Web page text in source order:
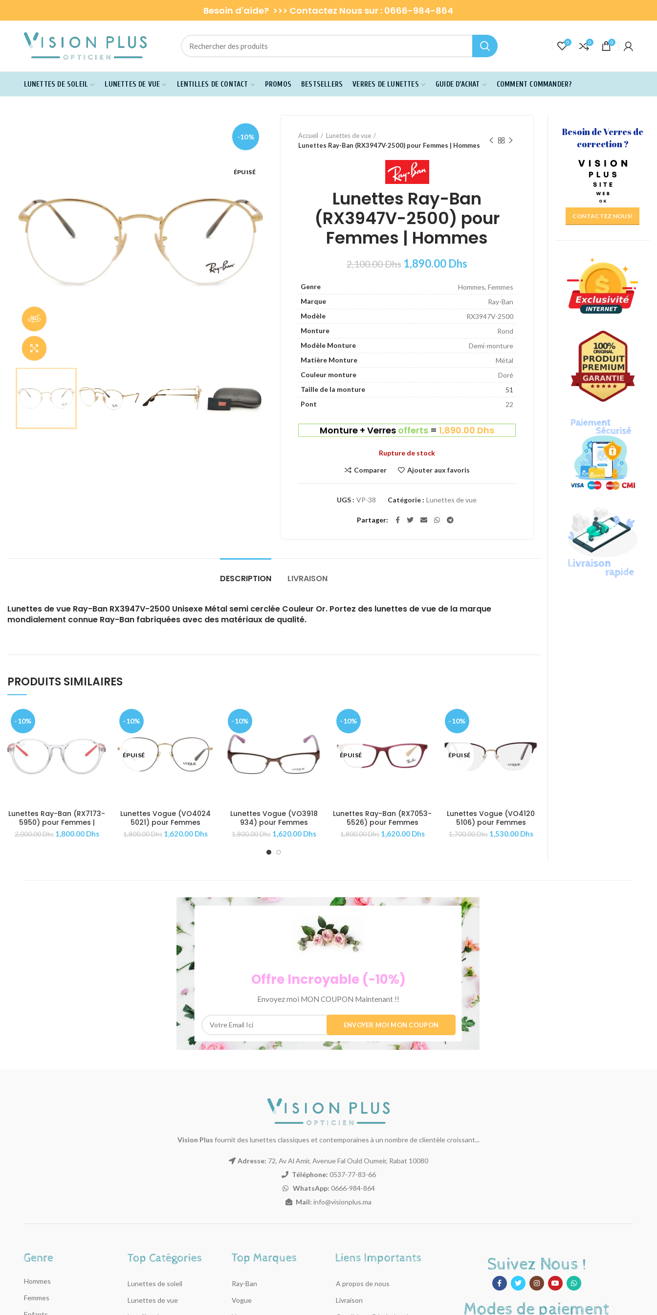
Besoin d'aide? >>> Contactez Nous sur : 0666-984-864
0 0 0
LUNETTES DE SOLEIL LUNETTES DE VUE LENTILLES DE CONTACT PROMOS BESTSELLERS VERRES DE LUNETTES GUIDE D’ACHAT COMMENT COMMANDER?
-10%
ÉPUISÉ
Accueil
Lunettes de vue
Lunettes Ray-Ban (RX3947V-2500) pour Femmes | Hommes
Lunettes Ray-Ban
(RX3947V-2500) pour
Femmes | Hommes
2,100.00Dhs 1,890.00 Dhs
Genre
Hommes, Femmes
Marque
Ray-Ban
Modèle
RX3947V-2500
Monture
Rond
Modèle Monture
Demi-monture
Matière Monture
Métal
Couleur monture
Doré
Taille de la monture
51
Pont
22
Monture + Verres offerts = 1,890.00 Dhs
Rupture de stock
Comparer Ajouter aux favoris
UGS : VP-38 Catégorie : Lunettes de vue
Partager
DESCRIPTION LIVRAISON
Lunettes de vue Ray-Ban RX3947V-2500 Unisexe Métal semi cerclée Couleur Or. Portez des lunettes de vue de la marque
mondialement connue Ray-Ban fabriquées avec des matériaux de qualité.
PRODUITS SIMILAIRES
-10%
AJOUTER AU PANIER
Lunettes Ray-Ban (RX7173-
5950) pour Femmes |
Hommes
2,000.00Dhs 1,800.00 Dhs
-10%
ÉPUISÉ
AJOUTER AU PANIER
Lunettes Vogue (VO4024
5021) pour Femmes
1,800.00Dhs 1,620.00 Dhs
-10%
AJOUTER AU PANIER
Lunettes Vogue (VO3918
934) pour Femmes
1,800.00Dhs 1,620.00 Dhs
-10%
ÉPUISÉ
AJOUTER AU PANIER
Lunettes Ray-Ban (RX7053-
5526) pour Femmes
1,800.00Dhs 1,620.00 Dhs
-10%
ÉPUISÉ
AJOUTER AU PANIER
Lunettes Vogue (VO4120
5106) pour Femmes
1,700.00Dhs 1,530.00 Dhs
Besoin de Verres de
correction ?
CONTACTEZ NOUS!
Offre Incroyable (-10%)
Envoyez moi MON COUPON Maintenant !!
Vision Plus fournit des lunettes classiques et contemporaines à un nombre de clientèle croissant...
Adresse: 72, Av Al Amir, Avenue Fal Ould Oumeir, Rabat 10080
Téléphone: 0537-77-83-66
WhatsApp: 0666-984-864
Mail: info@visionplus.ma
Hommes
Femmes
Lunettes de soleil
Lunettes de vue
Ray-Ban
Vogue
A propos de nous
Livraison